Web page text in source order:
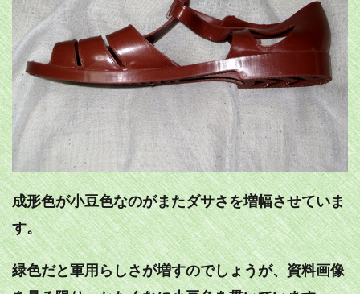
成形色が小豆色なのがまたダサさを増幅させていま
す。
緑色だと軍用らしさが増すのでしょうが、資料画像